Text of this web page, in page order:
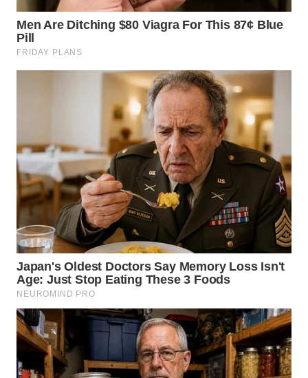
LESUNG
WN
WN
LABUHANBATU
TAPANULI
TENGAH
WN DELI
SERDANG
WN
TEBING
TINGGI